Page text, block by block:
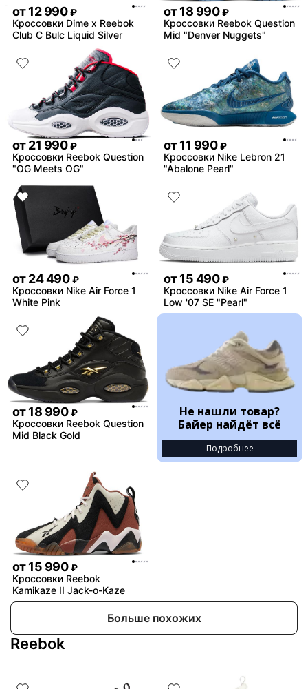
от12 990 ₽
Кроссовки Dime x Reebok
Club C Bulc Liquid Silver
от18 990 ₽
Кроссовки Reebok Question
Mid "Denver Nuggets"
от21 990 ₽
Кроссовки Reebok Question
"OG Meets OG"
от11 990 ₽
Кроссовки Nike Lebron 21
"Abalone Pearl"
от24 490 ₽
Кроссовки Nike Air Force 1
White Pink
от15 490 ₽
Кроссовки Nike Air Force 1
Low '07 SE "Pearl"
от18 990 ₽
Кроссовки Reebok Question
Mid Black Gold
Не нашли товар?
Байер найдёт всё
Подробнее
от15 990 ₽
Кроссовки Reebok
Kamikaze II Jack-o-Kaze
Больше похожих
Reebok